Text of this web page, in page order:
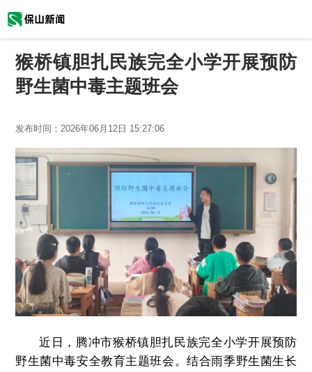
猴桥镇胆扎民族完全小学开展预防
野生菌中毒主题班会
发布时间： 2026年06月12日 15:27:06
近日，腾冲市猴桥镇胆扎民族完全小学开展预防
野生菌中毒安全教育主题班会。结合雨季野生菌生长